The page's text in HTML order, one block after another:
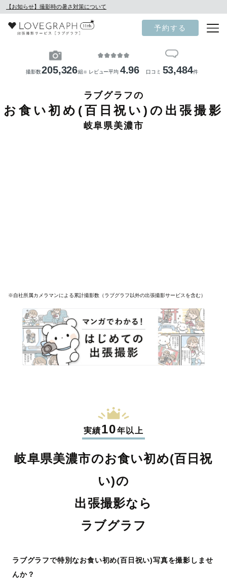
【お知らせ】撮影時の暑さ対策について
予約する
撮影数205,326組 ※ レビュー平均 4.96 口コミ 53,484件
ラブグラフの
お食い初め(百日祝い)の出張撮影
岐阜県美濃市
※自社所属カメラマンによる累計撮影数（ラブグラフ以外の出張撮影サービスを含む）
実績10年以上
岐阜県美濃市のお食い初め(百日祝
い)の
出張撮影なら
ラブグラフ
ラブグラフで特別なお食い初め(百日祝い)写真を撮影しませ
んか？